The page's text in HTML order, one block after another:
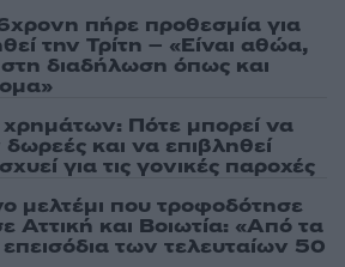
πήρε προθεσμία για
την Τρίτη – «Είναι αθώα,
στη διαδήλωση όπως και
Πότε μπορεί να
και να επιβληθεί
για τις γονικές παροχές
μελτέμι που τροφοδότησε
Αττική και Βοιωτία: «Από τα
των τελευταίων 50